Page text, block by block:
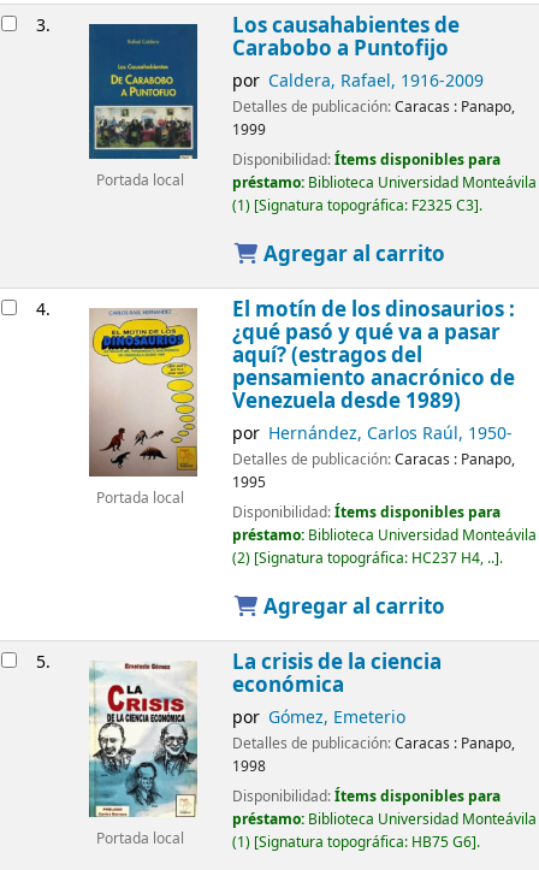
3.
Portada local
Los causahabientes de
Carabobo a Puntofijo
por Caldera, Rafael, 1916-2009
Detalles de publicación:Caracas : Panapo,
1999
Disponibilidad:Ítems disponibles para
préstamo: Biblioteca Universidad Monteávila
(1) Signatura topográfica: F2325 C3 .
Agregar al carrito
4.
Portada local
El motín de los dinosaurios :
¿qué pasó y qué va a pasar
aquí? (estragos del
pensamiento anacrónico de
Venezuela desde 1989)
por Hernández, Carlos Raúl, 1950-
Detalles de publicación:Caracas : Panapo,
1995
Disponibilidad:Ítems disponibles para
préstamo: Biblioteca Universidad Monteávila
(2) Signatura topográfica: HC237 H4, .. .
Agregar al carrito
5.
Portada local
La crisis de la ciencia
económica
por Gómez, Emeterio
Detalles de publicación:Caracas : Panapo,
1998
Disponibilidad:Ítems disponibles para
préstamo: Biblioteca Universidad Monteávila
(1) Signatura topográfica: HB75 G6 .